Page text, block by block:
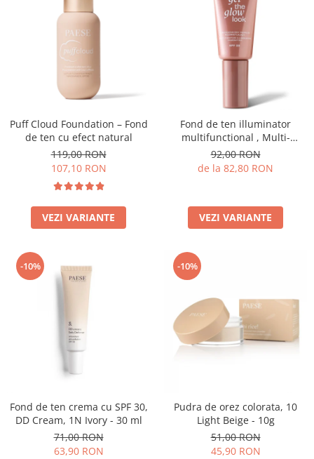
Puff Cloud Foundation – Fond
de ten cu efect natural
119,00 RON
107,10 RON
VEZI VARIANTE
Fond de ten illuminator
multifunctional , Multi-
function Illuminating
Foundation, nuanta 1N LIGHT
BEIGE– 30 ml
92,00 RON
de la 82,80 RON
VEZI VARIANTE
-10%
Fond de ten crema cu SPF 30,
DD Cream, 1N Ivory - 30 ml
71,00 RON
63,90 RON
-10%
Pudra de orez colorata, 10
Light Beige - 10g
51,00 RON
45,90 RON